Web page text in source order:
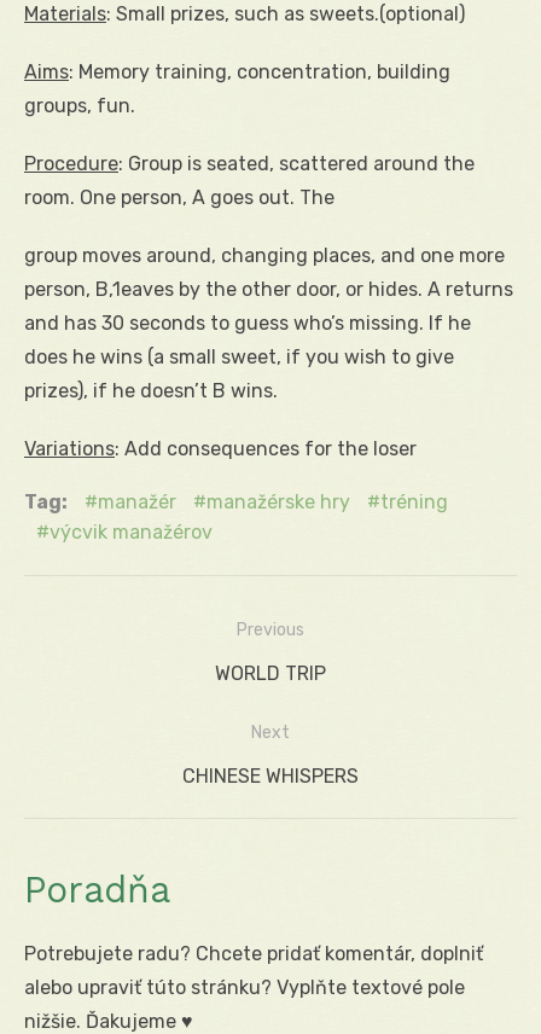
Materials: Small prizes, such as sweets.(optional)
Aims: Memory training, concentration, building
groups, fun.
Procedure: Group is seated, scattered around the
room. One person, A goes out. The
group moves around, changing places, and one more
person, B,1eaves by the other door, or hides. A returns
and has 30 seconds to guess who’s missing. If he
does he wins (a small sweet, if you wish to give
prizes), if he doesn’t B wins.
Variations: Add consequences for the loser
Tag: manažér manažérske hry
tréning
výcvik manažérov
Previous
Previous
WORLD TRIP
Next
Next
CHINESE WHISPERS
Poradňa
Potrebujete radu? Chcete pridať komentár, doplniť
alebo upraviť túto stránku? Vyplňte textové pole
nižšie. Ďakujeme ♥